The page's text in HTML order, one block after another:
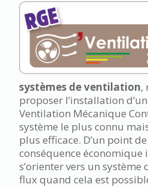
systèmes de ventilation,
proposer l’installation
Ventilation Mécanique
système le plus connu
plus efficace. D’un point
conséquence économique
s’orienter vers un
flux quand cela est